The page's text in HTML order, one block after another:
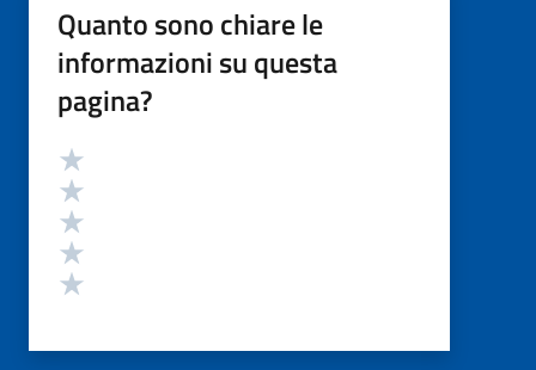
Quanto sono chiare le
informazioni su questa
pagina?
Valutazione